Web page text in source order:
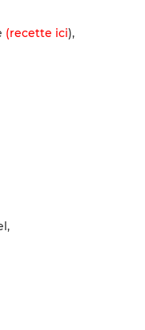
(recette ici),